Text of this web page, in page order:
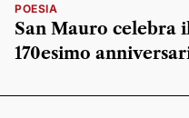
POESIA
San Mauro celebra
170esimo